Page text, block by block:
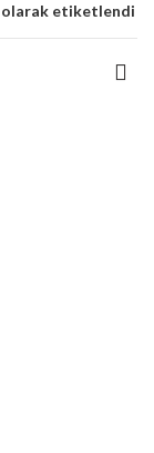
olarak etiketlendi